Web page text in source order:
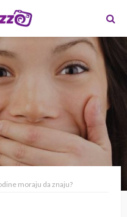
moraju da znaju?